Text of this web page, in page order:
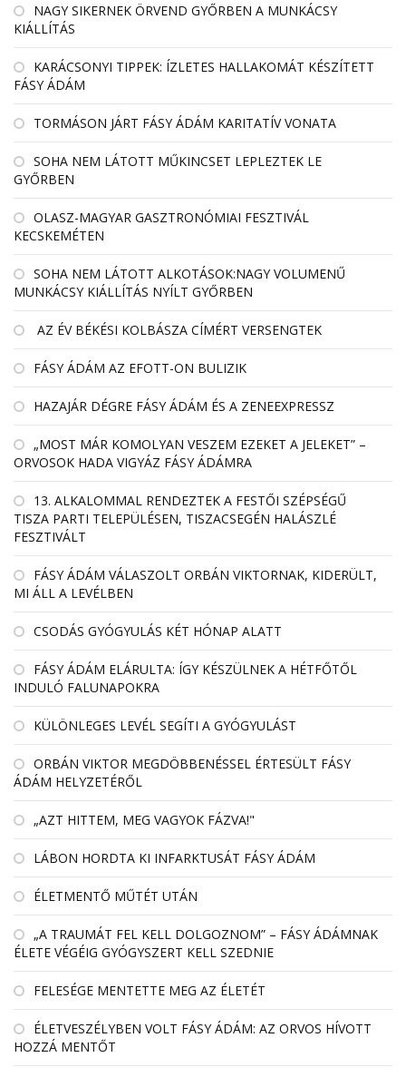
NAGY SIKERNEK ÖRVEND GYŐRBEN A MUNKÁCSY
KIÁLLÍTÁS
KARÁCSONYI TIPPEK: ÍZLETES HALLAKOMÁT KÉSZÍTETT
FÁSY ÁDÁM
TORMÁSON JÁRT FÁSY ÁDÁM KARITATÍV VONATA
SOHA NEM LÁTOTT MŰKINCSET LEPLEZTEK LE
GYŐRBEN
OLASZ-MAGYAR GASZTRONÓMIAI FESZTIVÁL
KECSKEMÉTEN
SOHA NEM LÁTOTT ALKOTÁSOK:NAGY VOLUMENŰ
MUNKÁCSY KIÁLLÍTÁS NYÍLT GYŐRBEN
AZ ÉV BÉKÉSI KOLBÁSZA CÍMÉRT VERSENGTEK
FÁSY ÁDÁM AZ EFOTT-ON BULIZIK
HAZAJÁR DÉGRE FÁSY ÁDÁM ÉS A ZENEEXPRESSZ
„MOST MÁR KOMOLYAN VESZEM EZEKET A JELEKET” –
ORVOSOK HADA VIGYÁZ FÁSY ÁDÁMRA
13. ALKALOMMAL RENDEZTEK A FESTŐI SZÉPSÉGŰ
TISZA PARTI TELEPÜLÉSEN, TISZACSEGÉN HALÁSZLÉ
FESZTIVÁLT
FÁSY ÁDÁM VÁLASZOLT ORBÁN VIKTORNAK, KIDERÜLT,
MI ÁLL A LEVÉLBEN
CSODÁS GYÓGYULÁS KÉT HÓNAP ALATT
FÁSY ÁDÁM ELÁRULTA: ÍGY KÉSZÜLNEK A HÉTFŐTŐL
INDULÓ FALUNAPOKRA
KÜLÖNLEGES LEVÉL SEGÍTI A GYÓGYULÁST
ORBÁN VIKTOR MEGDÖBBENÉSSEL ÉRTESÜLT FÁSY
ÁDÁM HELYZETÉRŐL
„AZT HITTEM, MEG VAGYOK FÁZVA!"
LÁBON HORDTA KI INFARKTUSÁT FÁSY ÁDÁM
ÉLETMENTŐ MŰTÉT UTÁN
„A TRAUMÁT FEL KELL DOLGOZNOM” – FÁSY ÁDÁMNAK
ÉLETE VÉGÉIG GYÓGYSZERT KELL SZEDNIE
FELESÉGE MENTETTE MEG AZ ÉLETÉT
ÉLETVESZÉLYBEN VOLT FÁSY ÁDÁM: AZ ORVOS HÍVOTT
HOZZÁ MENTŐT